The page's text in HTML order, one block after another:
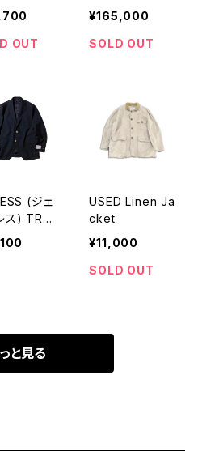
KNI
ソリ
ルニット
OUT
HEEPSKIN REV
ERSIBLE LEAT
HER JACKET
¥165,000
SOLD OUT
(ジェ
TRO
3B BLA
| JAPAN
USED Linen Ja
cket
¥11,000
SOLD OUT
と見る